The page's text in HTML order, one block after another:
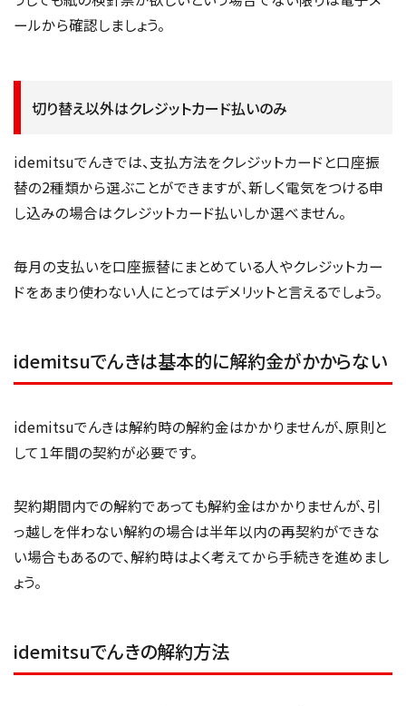
ールから確認しましょう。
切り替え以外はクレジットカード払いのみ
idemitsuでんきでは、支払方法をクレジットカードと口座振
替の2種類から選ぶことができますが、新しく電気をつける申
し込みの場合はクレジットカード払いしか選べません。
毎月の支払いを口座振替にまとめている人やクレジットカー
ドをあまり使わない人にとってはデメリットと言えるでしょう。
idemitsuでんきは基本的に解約金がかからない
idemitsuでんきは解約時の解約金はかかりませんが、原則と
して１年間の契約が必要です。
契約期間内での解約であっても解約金はかかりませんが、引
っ越しを伴わない解約の場合は半年以内の再契約ができな
い場合もあるので、解約時はよく考えてから手続きを進めまし
ょう。
idemitsuでんきの解約方法